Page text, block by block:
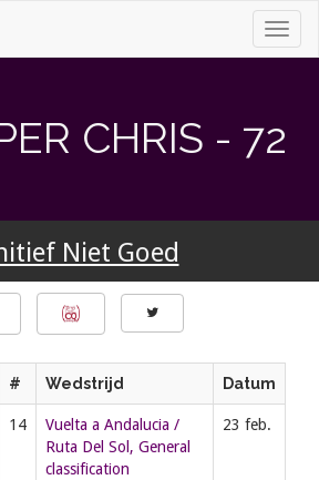
CHRIS - 72
Niet Goed
# Wedstrijd Datum
14
Vuelta a Andalucia /
Ruta Del Sol, General
classification
23 feb.